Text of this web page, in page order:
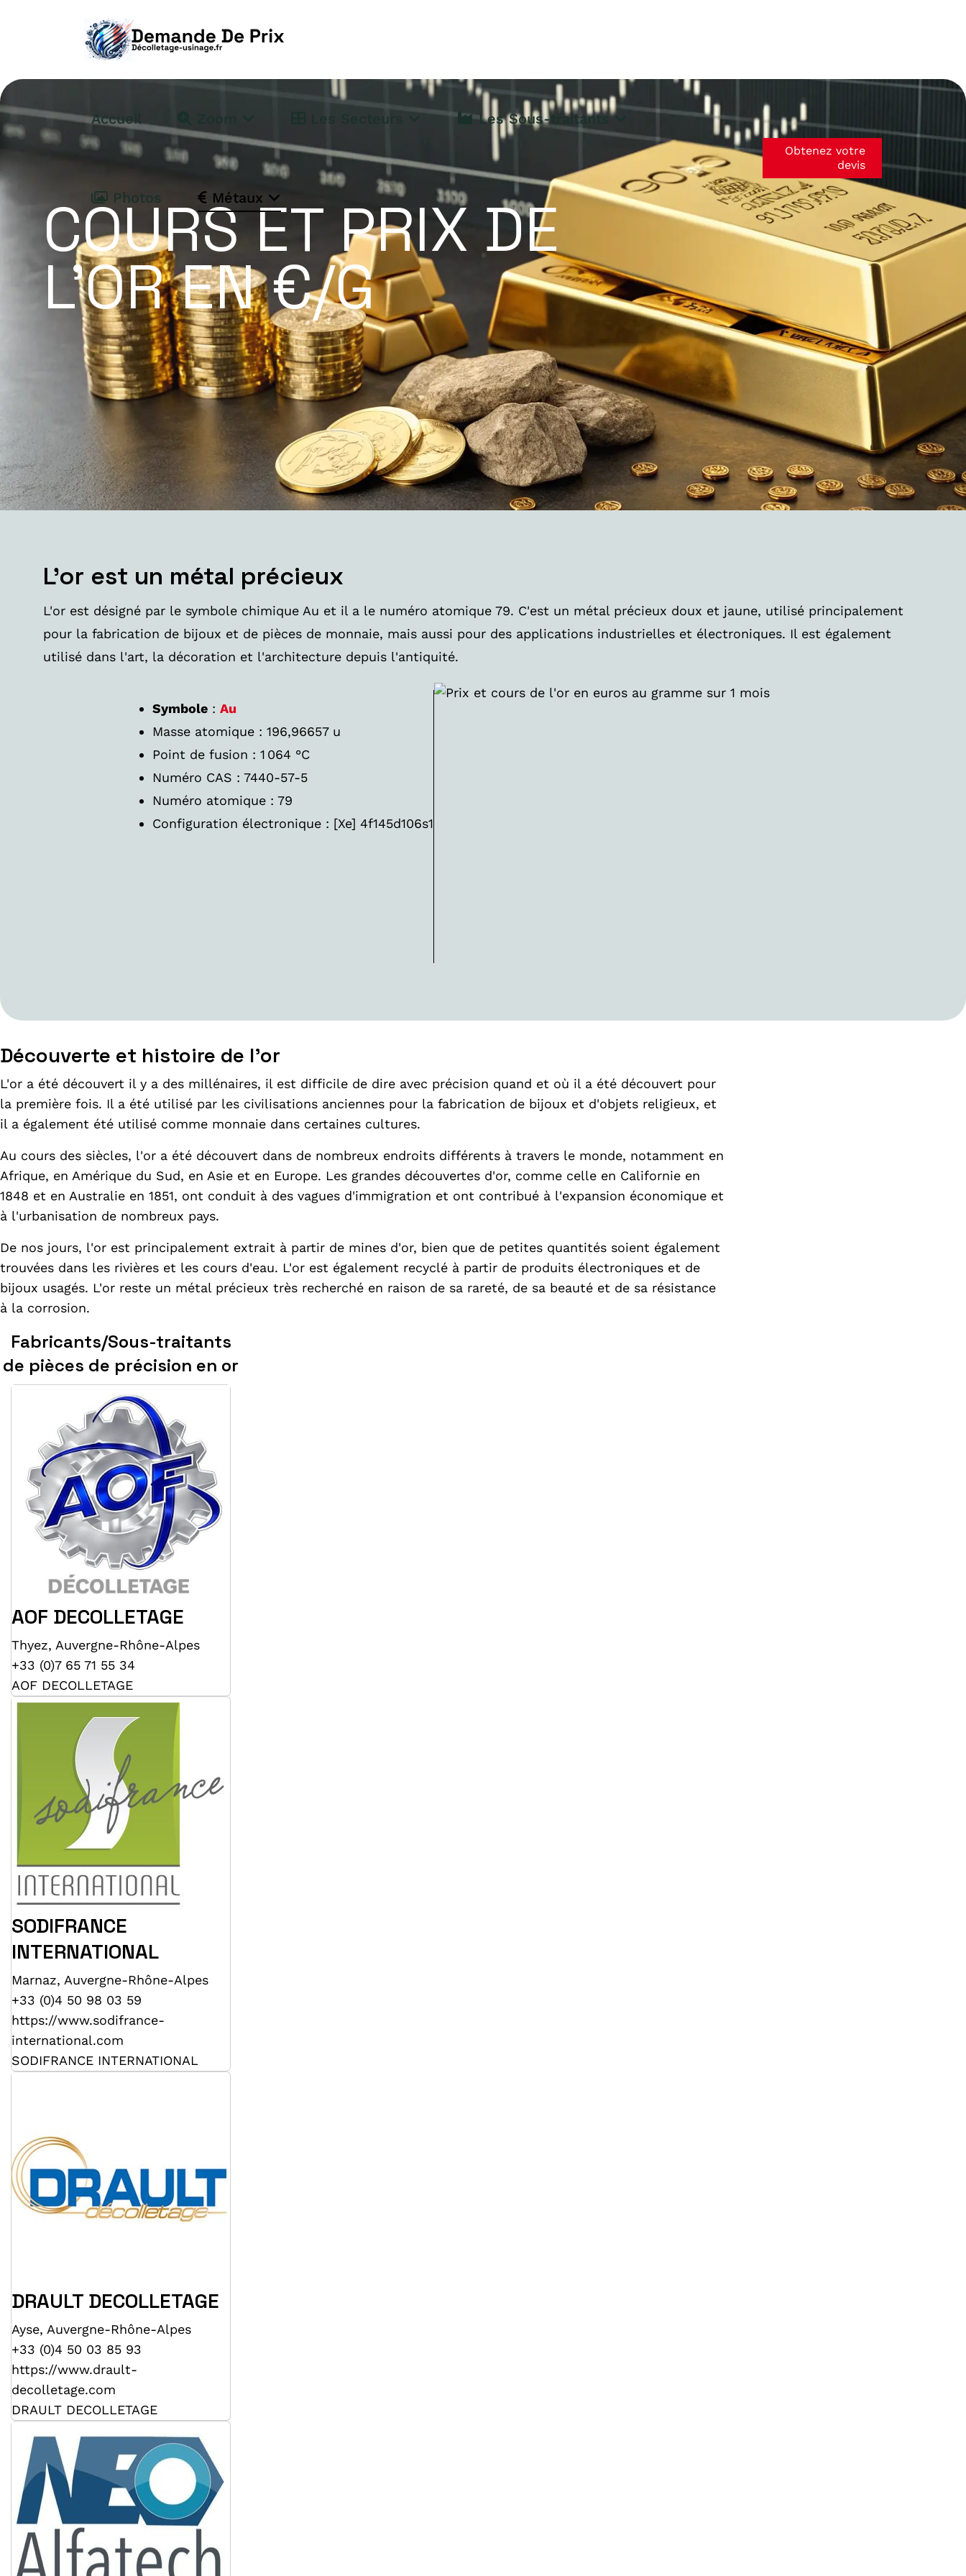
Accueil Zoom Les Secteurs Les Sous-traitants
Photos Métaux
Obtenez votre
devis
COURS ET PRIX DE
L'OR EN €/G
L'or est un métal précieux
L'or est désigné par le symbole chimique Au et il a le numéro atomique 79. C'est un métal précieux doux et jaune, utilisé principalement
pour la fabrication de bijoux et de pièces de monnaie, mais aussi pour des applications industrielles et électroniques. Il est également
utilisé dans l'art, la décoration et l'architecture depuis l'antiquité.
Symbole : Au
Masse atomique : 196,96657 u
Point de fusion : 1 064 °C
Numéro CAS : 7440-57-5
Numéro atomique : 79
Configuration électronique : [Xe] 4f145d106s1
Découverte et histoire de l'or
L'or a été découvert il y a des millénaires, il est difficile de dire avec précision quand et où il a été découvert pour
la première fois. Il a été utilisé par les civilisations anciennes pour la fabrication de bijoux et d'objets religieux, et
il a également été utilisé comme monnaie dans certaines cultures.
Au cours des siècles, l'or a été découvert dans de nombreux endroits différents à travers le monde, notamment en
Afrique, en Amérique du Sud, en Asie et en Europe. Les grandes découvertes d'or, comme celle en Californie en
1848 et en Australie en 1851, ont conduit à des vagues d'immigration et ont contribué à l'expansion économique et
à l'urbanisation de nombreux pays.
De nos jours, l'or est principalement extrait à partir de mines d'or, bien que de petites quantités soient également
trouvées dans les rivières et les cours d'eau. L'or est également recyclé à partir de produits électroniques et de
bijoux usagés. L'or reste un métal précieux très recherché en raison de sa rareté, de sa beauté et de sa résistance
à la corrosion.
Fabricants/Sous-traitants
de pièces de précision en or
AOF DECOLLETAGE
Thyez, Auvergne-Rhône-Alpes
+33 (0)7 65 71 55 34
AOF DECOLLETAGE
SODIFRANCE
INTERNATIONAL
Marnaz, Auvergne-Rhône-Alpes
+33 (0)4 50 98 03 59
https://www.sodifrance-
international.com
SODIFRANCE INTERNATIONAL
DRAULT DECOLLETAGE
Ayse, Auvergne-Rhône-Alpes
+33 (0)4 50 03 85 93
https://www.drault-
decolletage.com
DRAULT DECOLLETAGE